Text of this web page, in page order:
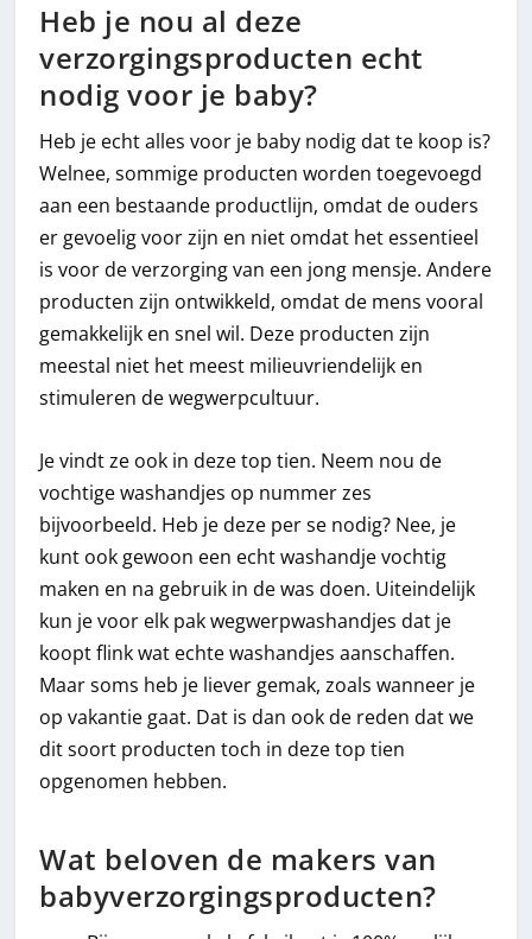
Heb je nou al deze
verzorgingsproducten echt
nodig voor je baby?
Heb je echt alles voor je baby nodig dat te koop is?
Welnee, sommige producten worden toegevoegd
aan een bestaande productlijn, omdat de ouders
er gevoelig voor zijn en niet omdat het essentieel
is voor de verzorging van een jong mensje. Andere
producten zijn ontwikkeld, omdat de mens vooral
gemakkelijk en snel wil. Deze producten zijn
meestal niet het meest milieuvriendelijk en
stimuleren de wegwerpcultuur.
Je vindt ze ook in deze top tien. Neem nou de
vochtige washandjes op nummer zes
bijvoorbeeld. Heb je deze per se nodig? Nee, je
kunt ook gewoon een echt washandje vochtig
maken en na gebruik in de was doen. Uiteindelijk
kun je voor elk pak wegwerpwashandjes dat je
koopt flink wat echte washandjes aanschaffen.
Maar soms heb je liever gemak, zoals wanneer je
op vakantie gaat. Dat is dan ook de reden dat we
dit soort producten toch in deze top tien
opgenomen hebben.
Wat beloven de makers van
babyverzorgingsproducten?